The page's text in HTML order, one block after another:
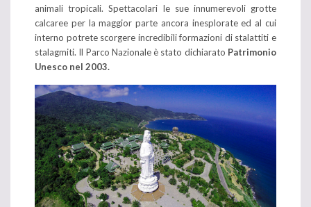
animali tropicali. Spettacolari le sue innumerevoli grotte
calcaree per la maggior parte ancora inesplorate ed al cui
interno potrete scorgere incredibili formazioni di stalattiti e
stalagmiti. Il Parco Nazionale è stato dichiarato Patrimonio
Unesco nel 2003.